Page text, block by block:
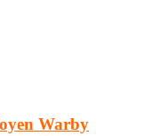
Warby